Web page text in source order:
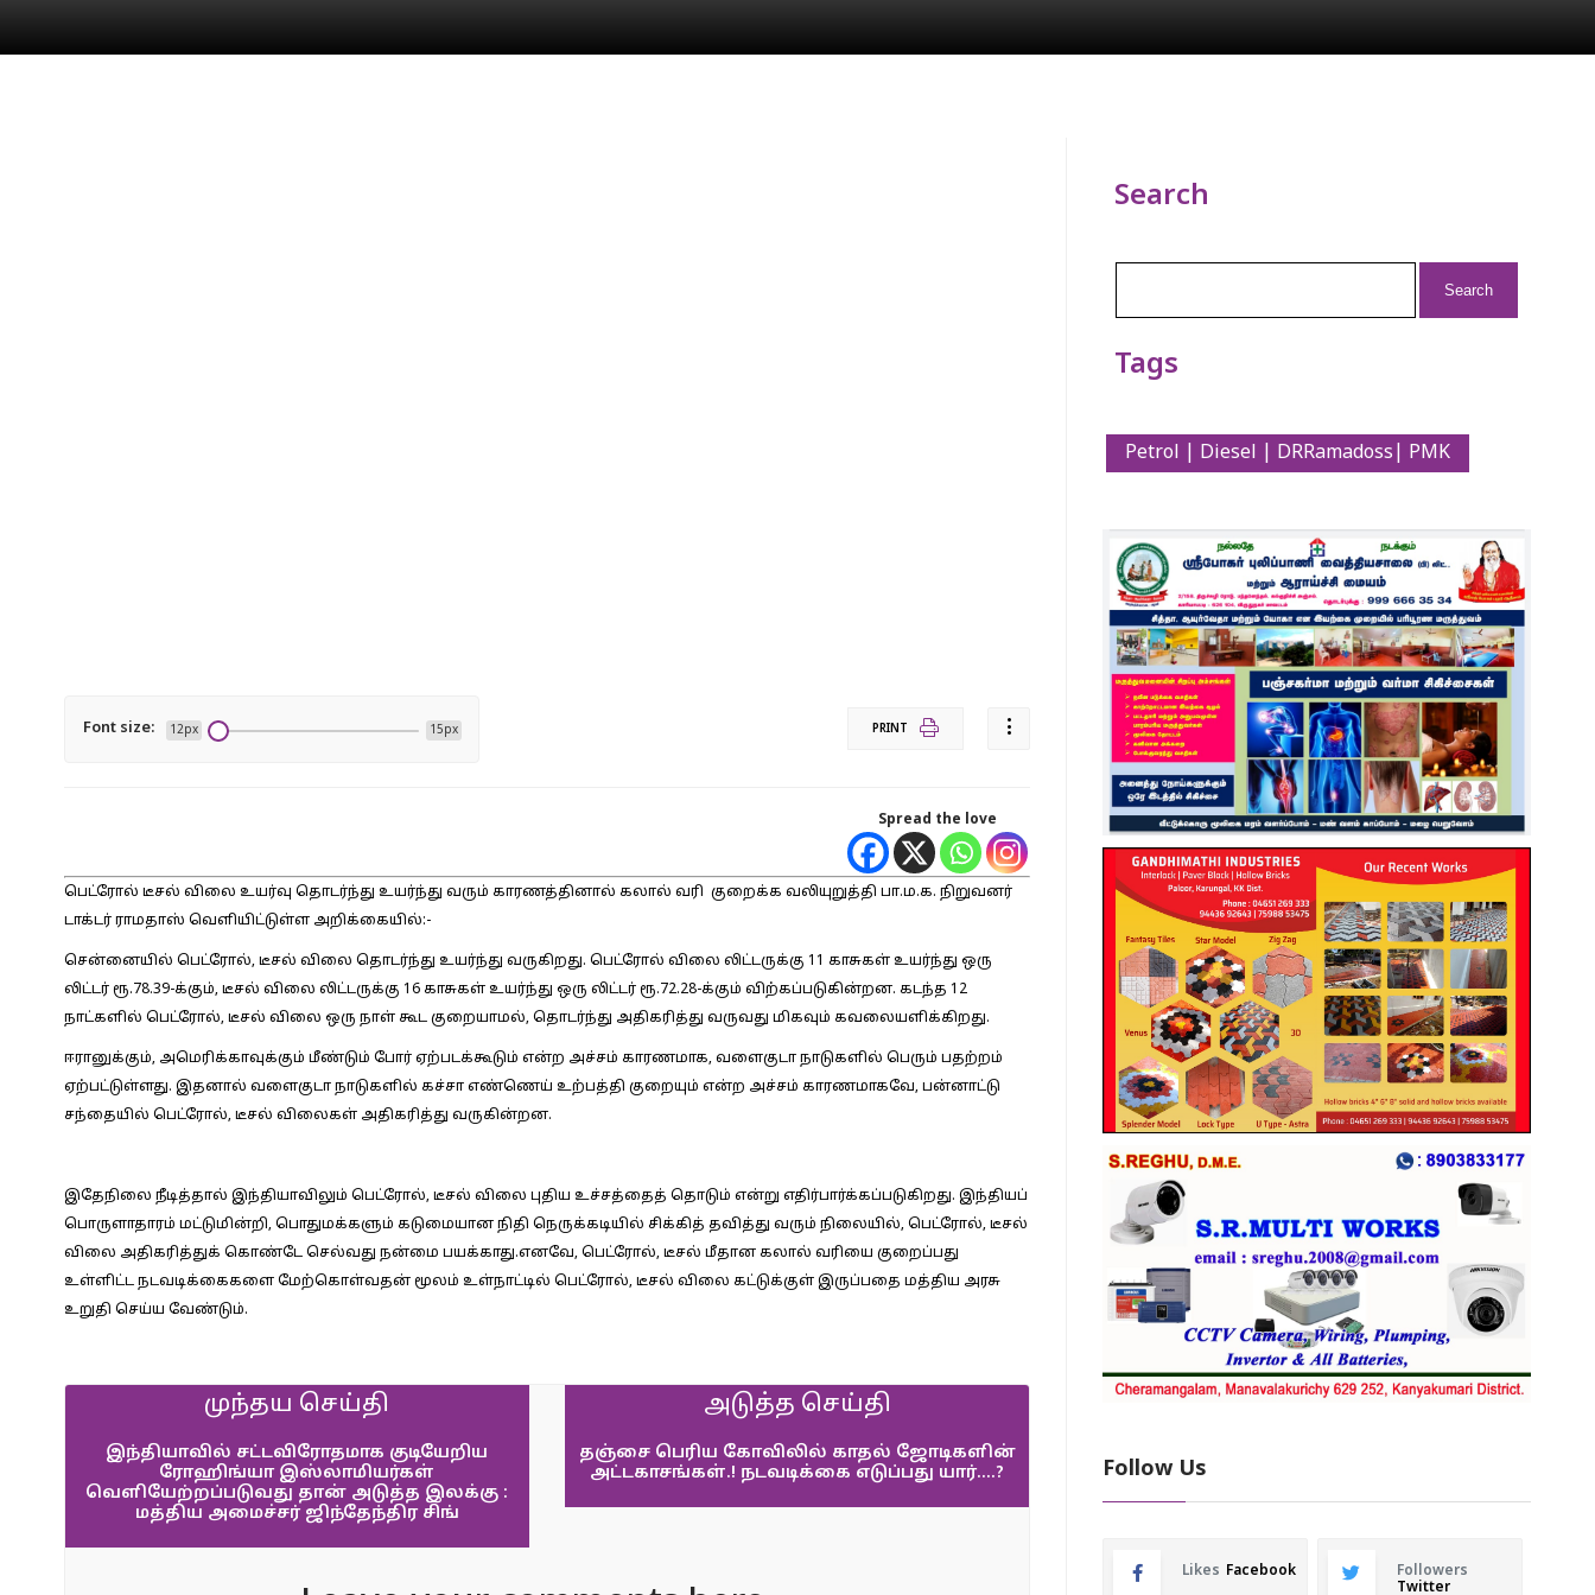
Font size: 12px 15px PRINT
Spread the love
பெட்ரோல் டீசல் விலை உயர்வு தொடர்ந்து உயர்ந்து வரும் காரணத்தினால் கலால் வரி குறைக்க வலியுறுத்தி பா.ம.க. நிறுவனர்
டாக்டர் ராமதாஸ் வெளியிட்டுள்ள அறிக்கையில்:-
சென்னையில் பெட்ரோல், டீசல் விலை தொடர்ந்து உயர்ந்து வருகிறது. பெட்ரோல் விலை லிட்டருக்கு 11 காசுகள் உயர்ந்து ஒரு
லிட்டர் ரூ.78.39-க்கும், டீசல் விலை லிட்டருக்கு 16 காசுகள் உயர்ந்து ஒரு லிட்டர் ரூ.72.28-க்கும் விற்கப்படுகின்றன. கடந்த 12
நாட்களில் பெட்ரோல், டீசல் விலை ஒரு நாள் கூட குறையாமல், தொடர்ந்து அதிகரித்து வருவது மிகவும் கவலையளிக்கிறது.
ஈரானுக்கும், அமெரிக்காவுக்கும் மீண்டும் போர் ஏற்படக்கூடும் என்ற அச்சம் காரணமாக, வளைகுடா நாடுகளில் பெரும் பதற்றம்
ஏற்பட்டுள்ளது. இதனால் வளைகுடா நாடுகளில் கச்சா எண்ணெய் உற்பத்தி குறையும் என்ற அச்சம் காரணமாகவே, பன்னாட்டு
சந்தையில் பெட்ரோல், டீசல் விலைகள் அதிகரித்து வருகின்றன.
இதேநிலை நீடித்தால் இந்தியாவிலும் பெட்ரோல், டீசல் விலை புதிய உச்சத்தைத் தொடும் என்று எதிர்பார்க்கப்படுகிறது. இந்தியப்
பொருளாதாரம் மட்டுமின்றி, பொதுமக்களும் கடுமையான நிதி நெருக்கடியில் சிக்கித் தவித்து வரும் நிலையில், பெட்ரோல், டீசல்
விலை அதிகரித்துக் கொண்டே செல்வது நன்மை பயக்காது.எனவே, பெட்ரோல், டீசல் மீதான கலால் வரியை குறைப்பது
உள்ளிட்ட நடவடிக்கைகளை மேற்கொள்வதன் மூலம் உள்நாட்டில் பெட்ரோல், டீசல் விலை கட்டுக்குள் இருப்பதை மத்திய அரசு
உறுதி செய்ய வேண்டும்.
முந்தய செய்தி
இந்தியாவில் சட்டவிரோதமாக குடியேறிய
ரோஹிங்யா இஸ்லாமியர்கள்
வெளியேற்றப்படுவது தான் அடுத்த இலக்கு :
மத்திய அமைச்சர் ஜிந்தேந்திர சிங்
அடுத்த செய்தி
தஞ்சை பெரிய கோவிலில் காதல் ஜோடிகளின்
அட்டகாசங்கள்.! நடவடிக்கை எடுப்பது யார்….?
Search
Tags
Petrol | Diesel | DRRamadoss| PMK
Follow Us
Likes Facebook
Followers
Twitter